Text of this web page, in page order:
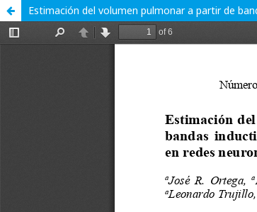
Estimación del volumen pulmonar a partir de